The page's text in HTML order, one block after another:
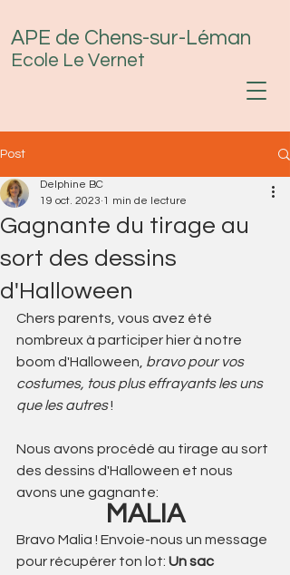
APE de Chens-sur-Léman
Ecole Le Vernet
Post
Gagnante du tirage au
sort des dessins
d'Halloween
Delphine BC
19 oct. 2023 1 min de lecture
Chers parents, vous avez été
nombreux à participer hier à notre
boom d'Halloween, bravo pour vos
costumes, tous plus effrayants les uns
que les autres !
Nous avons procédé au tirage au sort
des dessins d'Halloween et nous
avons une gagnante:
MALIA
Bravo Malia ! Envoie-nous un message
pour récupérer ton lot: Un sac